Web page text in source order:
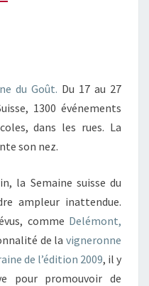
du Goût. Du 17 au 27
1300 événements
dans les rues. La
son nez.
la Semaine suisse du
ampleur inattendue.
comme Delémont,
de lavigneronne
de l’édition 2009, il y
pour promouvoir de